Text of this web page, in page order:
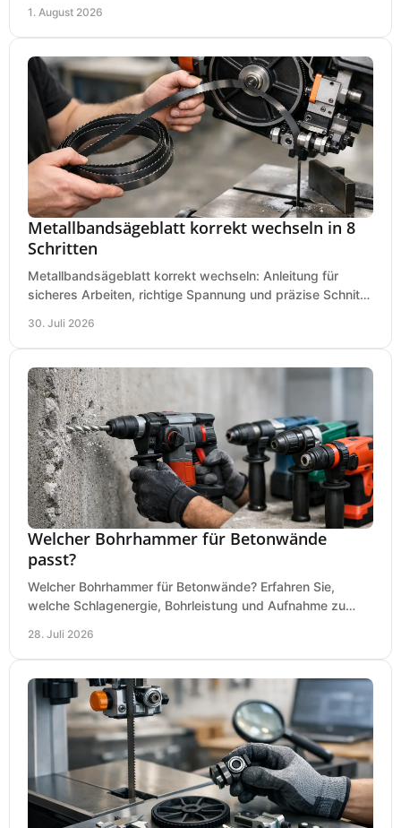
1. August 2026
Metallbandsägeblatt korrekt wechseln in 8
Schritten
Metallbandsägeblatt korrekt wechseln: Anleitung für
sicheres Arbeiten, richtige Spannung und präzise Schnitte
30. Juli 2026
Welcher Bohrhammer für Betonwände
passt?
Welcher Bohrhammer für Betonwände? Erfahren Sie,
welche Schlagenergie, Bohrleistung und Aufnahme zu
28. Juli 2026